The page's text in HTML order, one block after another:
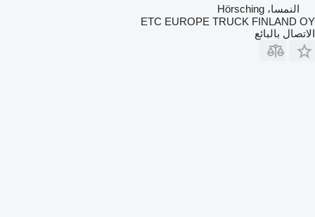
النمسا، Hörsching
ETC EUROPE TRUCK FINLAND OY
الاتصال بالبائع